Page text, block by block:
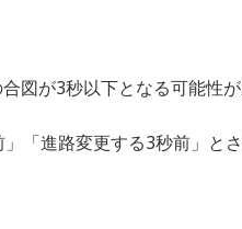
図が3秒以下となる可能性が
「進路変更する3秒前」と